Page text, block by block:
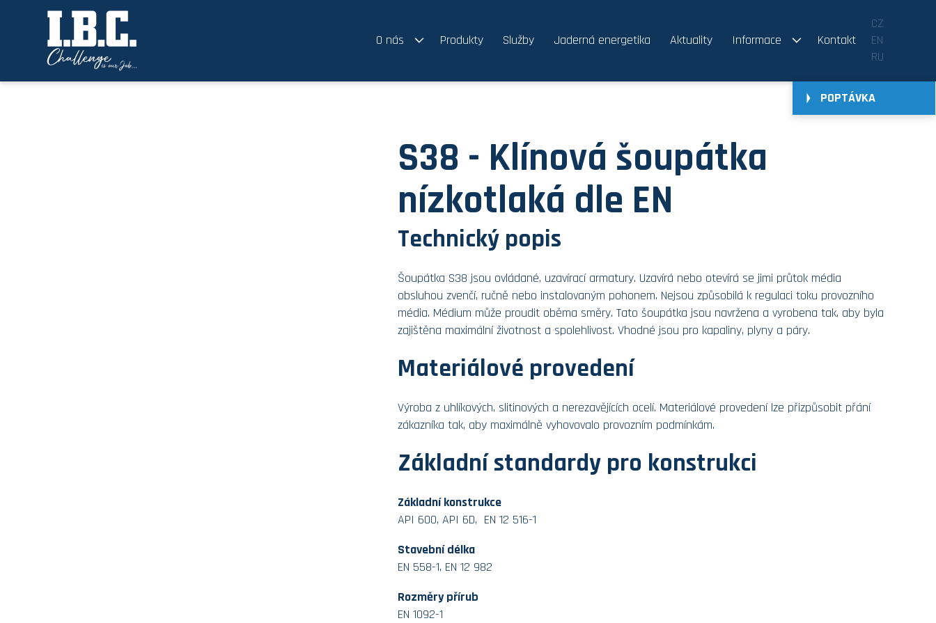
O nás Produkty Služby Jaderná energetika Aktuality Informace Kontakt
CZ
EN
RU
POPTÁVKA
S38 - Klínová šoupátka
nízkotlaká dle EN
Technický popis
Šoupátka S38 jsou ovládané, uzavírací armatury. Uzavírá nebo otevírá se jimi průtok média
obsluhou zvenčí, ručně nebo instalovaným pohonem. Nejsou způsobilá k regulaci toku provozního
média. Médium může proudit oběma směry. Tato šoupátka jsou navržena a vyrobena tak, aby byla
zajištěna maximální životnost a spolehlivost. Vhodné jsou pro kapaliny, plyny a páry.
Materiálové provedení
Výroba z uhlíkových, slitinových a nerezavějících ocelí. Materiálové provedení lze přizpůsobit přání
zákazníka tak, aby maximálně vyhovovalo provozním podmínkám.
Základní standardy pro konstrukci
Základní konstrukce
API 600, API 6D, EN 12 516-1
Stavební délka
EN 558-1, EN 12 982
Rozměry přírub
EN 1092-1